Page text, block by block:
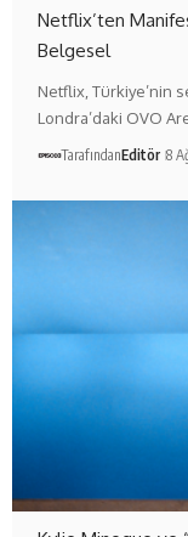
Netflix’ten
Belgesel
Netflix, Türkiye’nin
Londra’daki OVO
TarafındanEditör 8